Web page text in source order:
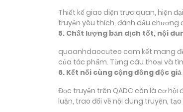
Thiết kế giao diện trực quan, hiện
truyện yêu thích, đánh dấu
5. Chất lượng bản dịch tốt, nội
quaanhdaocuteo cam kết mang
của tác phẩm. Từng câu thoại và
6. Kết nối cùng cộng đồng độc
Đọc truyện trên QADC còn là cơ
luận, trao đổi về nội dung truyện,